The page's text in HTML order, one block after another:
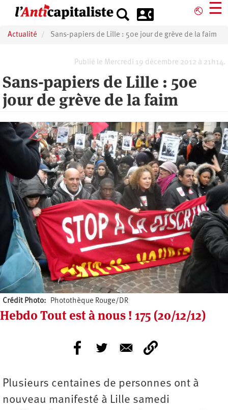
principal
⎋ ☰
Actualité Sans-papiers de Lille : 50e jour de grève de la faim
Publié le Mercredi 19 décembre 2012 à 21h14.
Sans-papiers de Lille : 50e
jour de grève de la faim
Crédit Photo Photothèque Rouge/DR
Hebdo Tout est à nous ! 175 (20/12/12)
Plusieurs centaines de personnes ont à
nouveau manifesté à Lille samedi